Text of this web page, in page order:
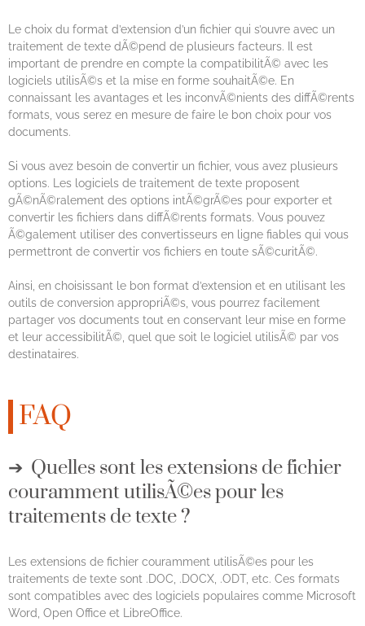
Le choix du format d’extension d’un fichier qui s’ouvre avec un
traitement de texte dÃ©pend de plusieurs facteurs. Il est
important de prendre en compte la compatibilitÃ© avec les
logiciels utilisÃ©s et la mise en forme souhaitÃ©e. En
connaissant les avantages et les inconvÃ©nients des diffÃ©rents
formats, vous serez en mesure de faire le bon choix pour vos
documents.
Si vous avez besoin de convertir un fichier, vous avez plusieurs
options. Les logiciels de traitement de texte proposent
gÃ©nÃ©ralement des options intÃ©grÃ©es pour exporter et
convertir les fichiers dans diffÃ©rents formats. Vous pouvez
Ã©galement utiliser des convertisseurs en ligne fiables qui vous
permettront de convertir vos fichiers en toute sÃ©curitÃ©.
Ainsi, en choisissant le bon format d’extension et en utilisant les
outils de conversion appropriÃ©s, vous pourrez facilement
partager vos documents tout en conservant leur mise en forme
et leur accessibilitÃ©, quel que soit le logiciel utilisÃ© par vos
destinataires.
FAQ
Quelles sont les extensions de fichier
couramment utilisÃ©es pour les
traitements de texte ?
Les extensions de fichier couramment utilisÃ©es pour les
traitements de texte sont .DOC, .DOCX, .ODT, etc. Ces formats
sont compatibles avec des logiciels populaires comme Microsoft
Word, Open Office et LibreOffice.